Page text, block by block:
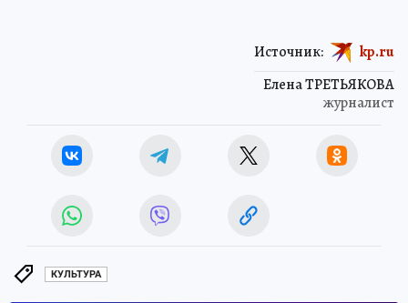
Елена ТРЕТЬЯКОВА
журналист
Источник: kp.ru
КУЛЬТУРА